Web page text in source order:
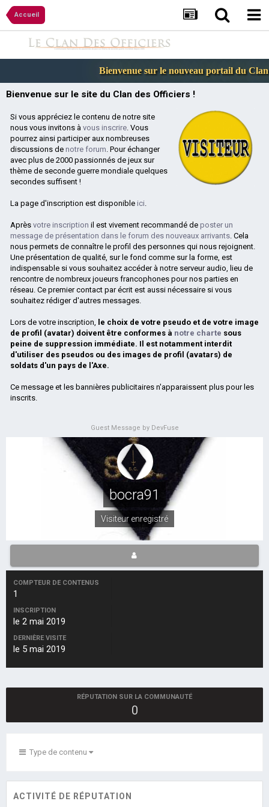
Accueil
Bienvenue sur le nouveau portail du Clan
Bienvenue sur le site du Clan des Officiers !
Si vous appréciez le contenu de notre site
nous vous invitons à vous inscrire. Vous
pourrez ainsi participer aux nombreuses
discussions de notre forum. Pour échanger
avec plus de 2000 passionnés de jeux sur
thème de seconde guerre mondiale quelques
secondes suffisent !
La page d'inscription est disponible ici.
Après votre inscription il est vivement recommandé de poster un
message de présentation dans le forum des nouveaux arrivants. Cela
nous permets de connaître le profil des personnes qui nous rejoignent.
Une présentation de qualité, sur le fond comme sur la forme, est
indispensable si vous souhaitez accéder à notre serveur audio, lieu de
rencontre de nombreux joueurs francophones pour nos parties en
réseau. Ce premier contact par écrit est aussi nécessaire si vous
souhaitez rédiger d'autres messages.
Lors de votre inscription, le choix de votre pseudo et de votre image
de profil (avatar) doivent être conformes à notre charte sous
peine de suppression immédiate. Il est notamment interdit
d'utiliser des pseudos ou des images de profil (avatars) de
soldats d'un pays de l'Axe.
Ce message et les bannières publicitaires n'apparaissent plus pour les
inscrits.
Guest Message by DevFuse
bocra91
Visiteur enregistré
COMPTEUR DE CONTENUS
1
INSCRIPTION
le 2 mai 2019
DERNIÈRE VISITE
le 5 mai 2019
RÉPUTATION SUR LA COMMUNAUTÉ
0
Type de contenu
ACTIVITÉ DE RÉPUTATION